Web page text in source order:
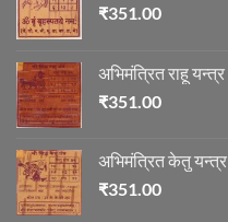
₹351.00
अभिमंत्रित राहू यन्त्र
₹351.00
अभिमंत्रित केतु यन्त्र
₹351.00